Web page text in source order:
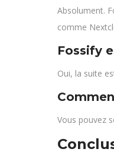
Absolument.
comme
Fossify
Oui, la suite
Vous pouvez